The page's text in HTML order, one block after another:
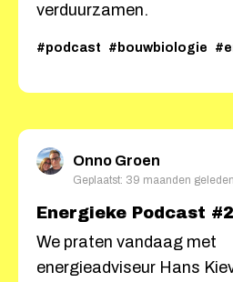
verduurzamen.
#podcast #bouwbiologie
Onno Groen
Geplaatst: 39 maanden
Energieke Podcast #2
We praten vandaag met
energieadviseur Hans